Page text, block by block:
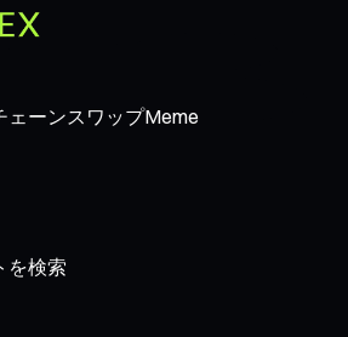
ェーンスワップMeme
を検索